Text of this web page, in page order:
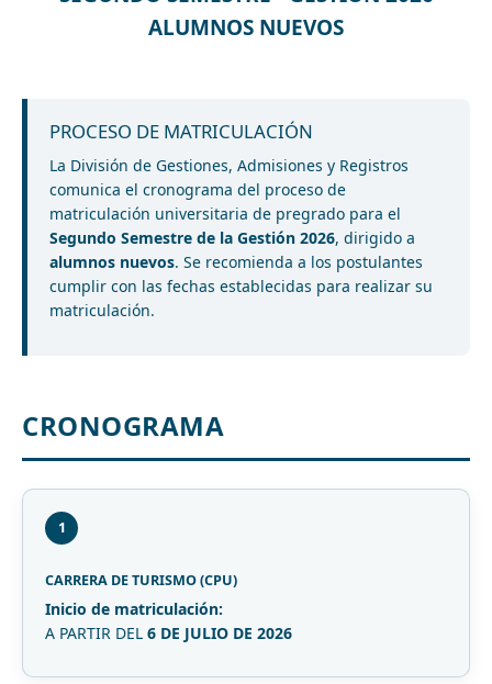
ALUMNOS NUEVOS
PROCESO DE MATRICULACIÓN
La División de Gestiones, Admisiones y Registros
comunica el cronograma del proceso de
matriculación universitaria de pregrado para el
Segundo Semestre de la Gestión 2026, dirigido a
alumnos nuevos. Se recomienda a los postulantes
cumplir con las fechas establecidas para realizar su
matriculación.
CRONOGRAMA
1
CARRERA DE TURISMO (CPU)
Inicio de matriculación:
A PARTIR DEL 6 DE JULIO DE 2026